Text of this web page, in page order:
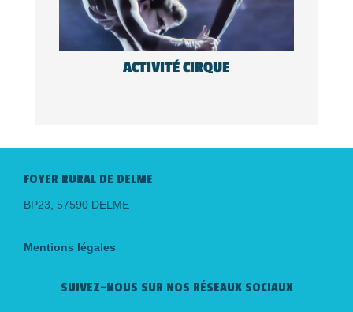
ACTIVITÉ CIRQUE
FOYER RURAL DE DELME
BP23, 57590 DELME
Mentions légales
SUIVEZ-NOUS SUR NOS RÉSEAUX SOCIAUX